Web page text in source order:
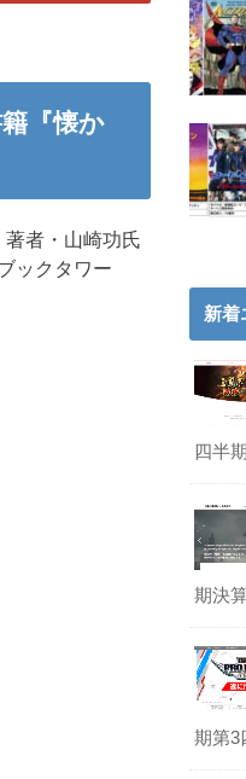
『懐か
者・山崎功氏
ックタワー
新着
四半
期決
期第3